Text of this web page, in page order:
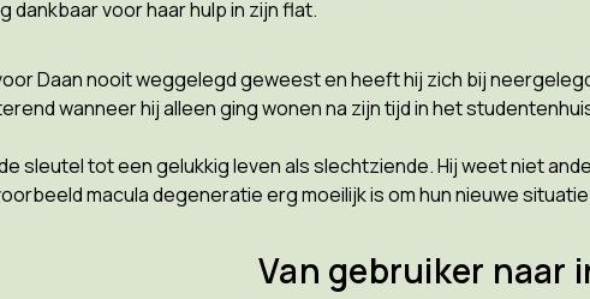
dankbaar voor haar hulp in zijn flat.
Daan nooit weggelegd geweest en heeft hij zich bij
wanneer hij alleen ging wonen na zijn tijd in het
sleutel tot een gelukkig leven als slechtziende. Hij weet niet
macula degeneratie erg moeilijk is om hun nieuwe
Van gebruiker naar